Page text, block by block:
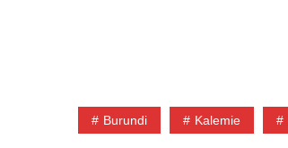
Burundi Kalemie